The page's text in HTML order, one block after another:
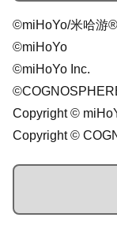
©miHoYo/米哈游®
©miHoYo
©miHoYo Inc.
Copyright ©
Copyright ©